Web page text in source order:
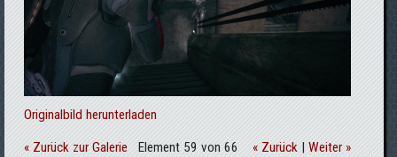
Originalbild herunterladen
« Zurück zur Galerie Element 59 von 66 « Zurück|Weiter »